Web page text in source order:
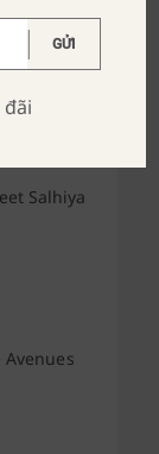
Salhiya
Avenues
GỬI